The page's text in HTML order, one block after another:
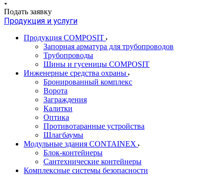
Подать заявку
Продукция и услуги
Продукция COMPOSIT
Запорная арматура для трубопроводов
Трубопроводы
Шины и гусеницы COMPOSIT
Инженерные средства охраны
Бронированный комплекс
Ворота
Заграждения
Калитки
Оптика
Противотаранные устройства
Шлагбаумы
Модульные здания CONTAINEX
Блок-контейнеры
Сантехнические контейнеры
Комплексные системы безопасности